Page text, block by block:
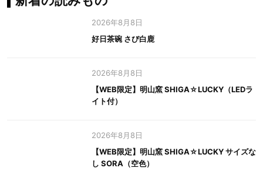
2026年8月8日
好日茶碗 さび白鹿
2026年8月8日
【WEB限定】明山窯 SHIGA☆LUCKY（LEDラ
イト付）
2026年8月8日
【WEB限定】明山窯 SHIGA☆LUCKY サイズな
し SORA（空色）